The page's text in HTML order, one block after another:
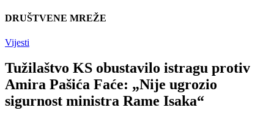
DRUŠTVENE MREŽE
Vijesti
Tužilaštvo KS obustavilo istragu protiv
Amira Pašića Faće: „Nije ugrozio
sigurnost ministra Rame Isaka“